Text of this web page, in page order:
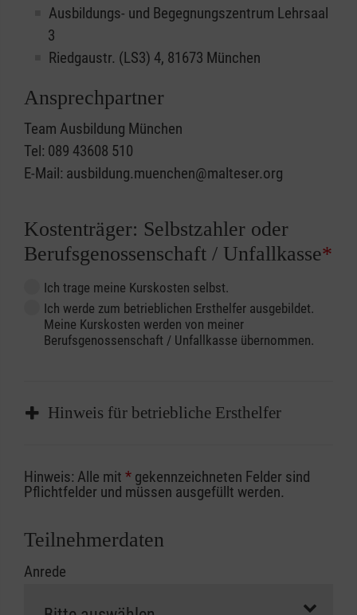
Ausbildungs- und Begegnungszentrum Lehrsaal
3
Riedgaustr. (LS3) 4, 81673 München
Ansprechpartner
Team Ausbildung München
Tel: 089 43608 510
E-Mail: ausbildung.muenchen@malteser.org
Kostenträger: Selbstzahler oder
Berufsgenossenschaft / Unfallkasse*
Ich trage meine Kurskosten selbst.
Ich werde zum betrieblichen Ersthelfer ausgebildet.
Meine Kurskosten werden von meiner
Berufsgenossenschaft / Unfallkasse übernommen.
Hinweis für betriebliche Ersthelfer
Sofern Sie ein Kostenübernahmeverfahren
Ihrer Berufsgenossenschaft / Unfallkasse
Abrechnungsunterlagen spätestens zu
erfolgt eine Abrechnung der vollen Kursgebühr
Hinweis: Alle mit * gekennzeichneten Felder sind
Pflichtfelder und müssen ausgefüllt werden.
Teilnehmerdaten
Anrede